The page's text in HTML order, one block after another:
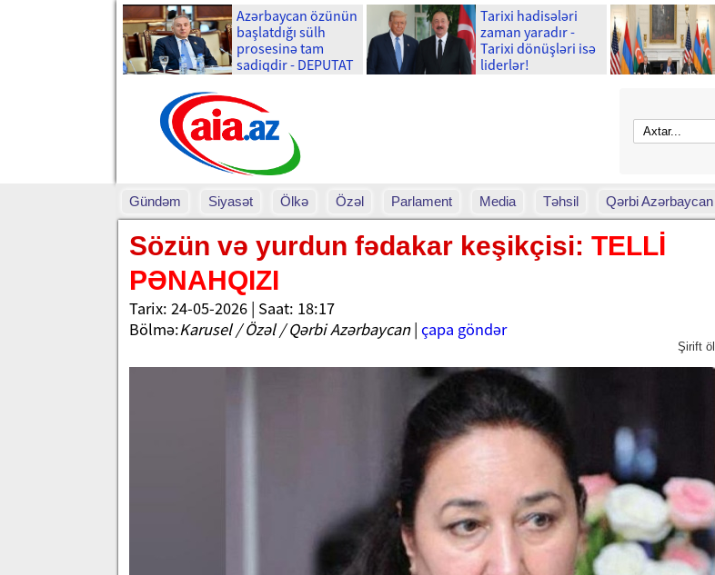
Azərbaycan özünün
başlatdığı sülh
prosesinə tam
sadiqdir - DEPUTAT
Tarixi hadisələri
zaman yaradır -
Tarixi dönüşləri isə
liderlər!
Gündəm Siyasət Ölkə Özəl Parlament Media Təhsil Qərbi Azərbaycan
Sözün və yurdun fədakar keşikçisi: TELLİ
PƏNAHQIZI
Tarix: 24-05-2026 | Saat: 18:17
Bölmə:Karusel / Özəl / Qərbi Azərbaycan| çapa göndər
Şirift